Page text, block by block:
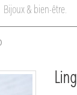
Bijoux & bien-être.